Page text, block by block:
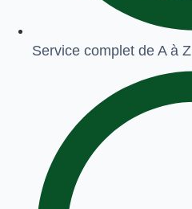
Service complet de A à Z